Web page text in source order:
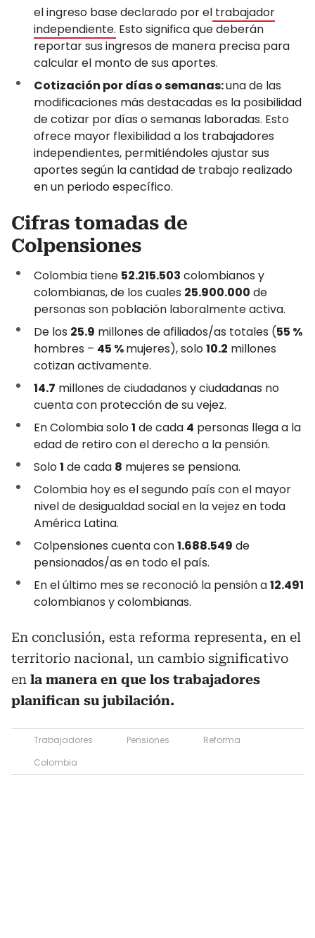
el ingreso base declarado por el trabajador
independiente. Esto significa que deberán
reportar sus ingresos de manera precisa para
calcular el monto de sus aportes.
Cotización por días o semanas:una de las
modificaciones más destacadas es la posibilidad
de cotizar por días o semanas laboradas. Esto
ofrece mayor flexibilidad a los trabajadores
independientes, permitiéndoles ajustar sus
aportes según la cantidad de trabajo realizado
en un periodo específico.
Cifras tomadas de
Colpensiones
Colombia tiene 52.215.503 colombianos y
colombianas, de los cuales 25.900.000 de
personas son población laboralmente activa.
De los 25.9 millones de afiliados/as totales (55 %
hombres – 45 %mujeres), solo10.2 millones
cotizan activamente.
14.7 millones de ciudadanos y ciudadanas no
cuenta con protección de su vejez.
En Colombia solo1 de cada 4 personas llega a la
edad de retiro con el derecho a la pensión.
Solo1 de cada 8 mujeres se pensiona.
Colombia hoy es el segundo país con el mayor
nivel de desigualdad social en la vejez en toda
América Latina.
Colpensiones cuenta con1.688.549 de
pensionados/as en todo el país.
En el último mes se reconoció la pensión a12.491
colombianos y colombianas.
En conclusión, esta reforma representa, en el
territorio nacional, un cambio significativo
en la manera en que los trabajadores
planifican su jubilación.
Trabajadores Pensiones
Reforma
Colombia